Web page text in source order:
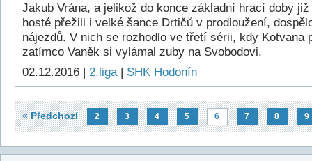
Jakub Vrána, a jelikož do konce základní hrací doby
hosté přežili i velké šance Drtičů v prodloužení,
nájezdů. V nich se rozhodlo ve třetí sérii, kdy Kotvana
zatímco Vaněk si vylámal zuby na Svobodovi.
02.12.2016 | 2.liga| SHK Hodonín
« Předchozí 2 3 4 5 6 7 8 9